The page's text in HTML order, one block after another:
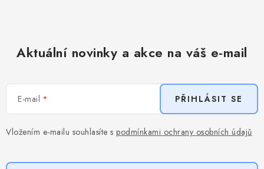
Aktuální novinky a akce na váš e-mail
E-mail
Vložením e-mailu souhlasíte s podmínkami ochrany osobních údajů
PŘIHLÁSIT SE